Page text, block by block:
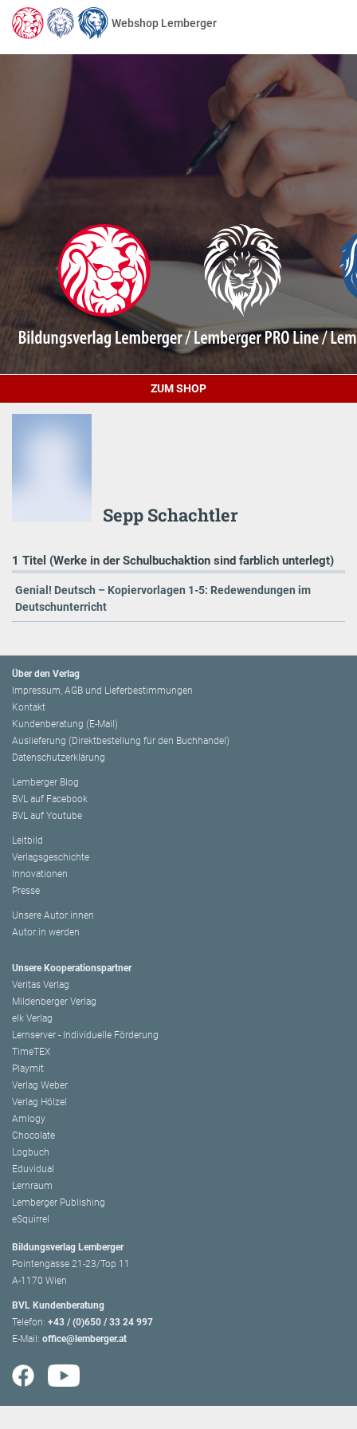
Webshop Lemberger
ZUM SHOP
Sepp Schachtler
1 Titel (Werke in der Schulbuchaktion sind farblich unterlegt)
Genial! Deutsch – Kopiervorlagen 1-5: Redewendungen im
Deutschunterricht
Über den Verlag
Impressum, AGB und Lieferbestimmungen
Kontakt
Kundenberatung (E-Mail)
Auslieferung (Direktbestellung für den Buchhandel)
Datenschutzerklärung
Lemberger Blog
BVL auf Facebook
BVL auf Youtube
Leitbild
Verlagsgeschichte
Innovationen
Presse
Unsere Autor:innen
Autor:in werden
Unsere Kooperationspartner
Veritas Verlag
Mildenberger Verlag
elk Verlag
Lernserver - Individuelle Förderung
TimeTEX
Playmit
Verlag Weber
Verlag Hölzel
Amlogy
Chocolate
Logbuch
Eduvidual
Lernraum
Lemberger Publishing
eSquirrel
Bildungsverlag Lemberger
Pointengasse 21-23/Top 11
A-1170 Wien
BVL Kundenberatung
Telefon: +43 / (0)650 / 33 24 997
E-Mail: office@lemberger.at